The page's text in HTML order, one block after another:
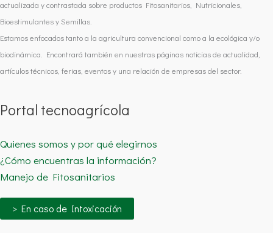
actualizada y contrastada sobre productos Fitosanitarios, Nutricionales,
Bioestimulantes y Semillas.
Estamos enfocados tanto a la agricultura convencional como a la ecológica y/o
biodinámica. Encontrará también en nuestras páginas noticias de actualidad,
artículos técnicos, ferias, eventos y una relación de empresas del sector.
Portal tecnoagrícola
Quienes somos y por qué elegirnos
¿Cómo encuentras la información?
Manejo de Fitosanitarios
> En caso de Intoxicación